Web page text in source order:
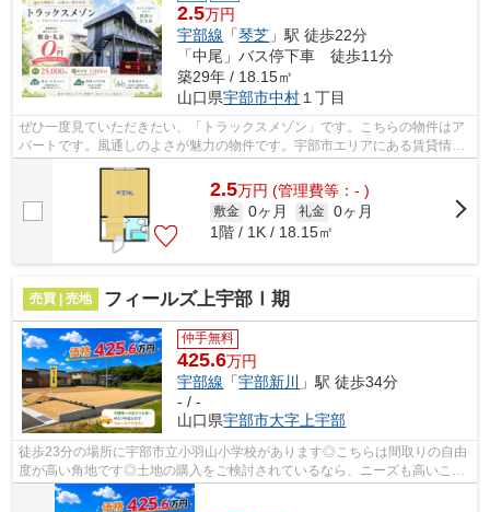
2.5万円
宇部線 「琴芝 」駅 徒歩22分
「中尾」バス停下車 徒歩11分
築29年 / 18.15㎡
山口県宇部市中村 １丁目
ぜひ一度見ていただきたい、「トラックスメゾン」です。こちらの物件はア
パートです。風通しのよさが魅力の物件です。宇部市エリアにある賃貸情報
のことなら、地域に密着した当社へお...
2.5万円 (管理費等：- )
敷金 0ヶ月 礼金 0ヶ月
1階 / 1K / 18.15㎡
売買 | 売地 フィールズ上宇部Ⅰ期
仲手無料
425.6万円
宇部線 「宇部新川
」駅 徒歩34分
- / -
山口県宇部市大字上宇部
徒歩23分の場所に宇部市立小羽山小学校があります◎こちらは間取りの自由
度が高い角地です◎土地の購入をご検討されているなら、ニーズも高いこち
らの売地はいかがでしょうか◎こちらの土...